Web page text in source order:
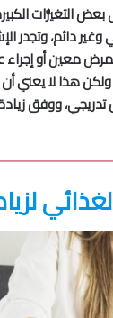
بعض التغيُّرات
دائم، وتجدر
بمرض معين أو
هذا لا يعني أن
تدريجي، ووفق